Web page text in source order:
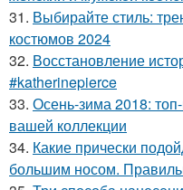
31. Выбирайте стиль:
костюмов 2024
32. Восстановление
#katherinepierce
33. Осень-зима 2018:
вашей коллекции
34. Какие прически
большим носом.